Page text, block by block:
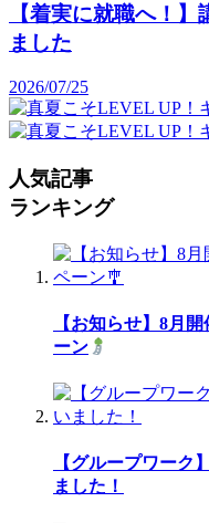
【着実に就職へ！
ました
2026/07/25
人気記事
ランキング
【お知らせ】8月
ーン
【グループワーク
ました！